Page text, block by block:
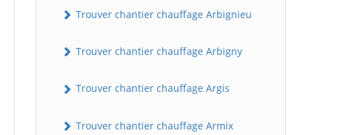
Trouver chantier chauffage Arbignieu
Trouver chantier chauffage Arbigny
Trouver chantier chauffage Argis
Trouver chantier chauffage Armix